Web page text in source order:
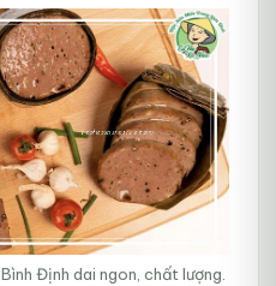
Định dai ngon, chất lượng.